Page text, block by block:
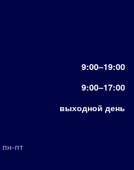
9:00–19:00
9:00–17:00
выходной день
пн-пт